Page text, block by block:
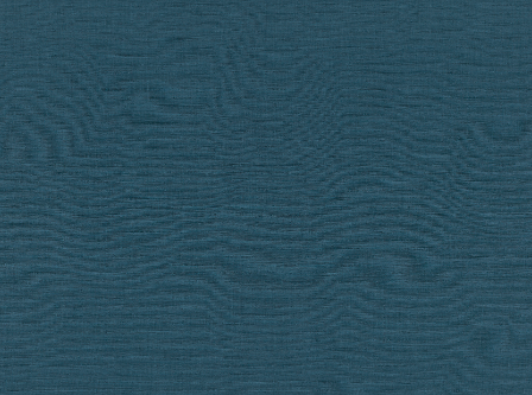
Product
Tips & Tricks
Tips & Tricks
News & Activity
Contact Us
About Us
Achievement
Contact Us
เข้าสู่ระบบ
Wish List